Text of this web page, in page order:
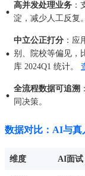
· 高并发处理业务
淀，减少人工反复。
·
中立公正打分 ：
别、院校等偏见，
库 2024Q1 统计。
· 全流程数据可追溯
同决策。
数据对比：AI与真
维度 AI面试